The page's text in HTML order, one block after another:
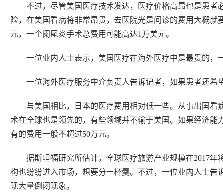
不过，尽管美国医疗技术发达，医疗价格高昂也是患
险，在美国看病将非常昂贵，去医院光是问诊的费用大概就
元，一个阑尾炎手术总费用可能高达1万美元。
一位业内人士表示，美国医疗在海外医疗中是最贵的，
一位海外医疗服务中介负责人告诉记者，如果患者还希
与美国相比，日本的医疗费用相对低一些。从事出国
术在全球也是领先的，有些领域并不输于美国。如果经济
有的费用一般不超过50万元。
据斯坦福研究所估计，全球医疗旅游产业规模在2017
构也纷纷进入市场，想要分一杯羹。不过，一位业内人士
现大量倒闭现象。